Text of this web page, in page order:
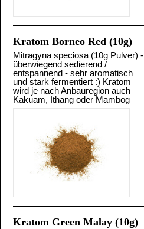
Kratom Borneo Red (10g)
Mitragyna speciosa (10g Pulver) -
überwiegend sedierend /
entspannend - sehr aromatisch
und stark fermentiert :) Kratom
wird je nach Anbauregion auch
Kakuam, Ithang oder Mambog
Kratom Green Malay (10g)